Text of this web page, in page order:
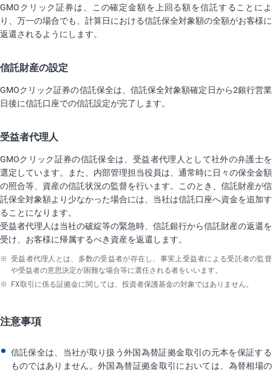
GMOクリック証券は、この確定金額を上回る額を信託することによ
り、万一の場合でも、計算日における信託保全対象額の全額がお客様に
返還されるようにします。
信託財産の設定
GMOクリック証券の信託保全は、信託保全対象額確定日から2銀行営業
日後に信託口座での信託設定が完了します。
受益者代理人
GMOクリック証券の信託保全は、受益者代理人として社外の弁護士を
選定しています。また、内部管理担当役員は、通常時に日々の保全金額
の照合等、資産の信託状況の監督を行います。このとき、信託財産が信
託保全対象額より少なかった場合には、当社は信託口座へ資金を追加す
ることになります。
受益者代理人は当社の破綻等の緊急時、信託銀行から信託財産の返還を
受け、お客様に帰属するべき資産を返還します。
※ 受益者代理人とは、多数の受益者が存在し、事実上受益者による受託者の監督
や受益者の意思決定が困難な場合等に選任される者をいいます。
※
FX取引に係る証拠金に関しては、投資者保護基金の対象ではありません。
注意事項
信託保全は、当社が取り扱う外国為替証拠金取引の元本を保証する
ものではありません。外国為替証拠金取引においては、為替相場の